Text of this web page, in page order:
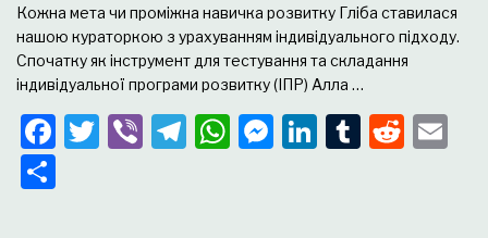
Кожна мета чи проміжна навичка розвитку Гліба ставилася
нашою кураторкою з урахуванням індивідуального підходу.
Спочатку як інструмент для тестування та складання
індивідуальної програми розвитку (ІПР) Алла …
Facebook
Twitter
ViberTelegram
WhatsApp
Messenger
LinkedIn
Tumblr